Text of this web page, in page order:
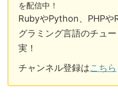
を配信中！
RubyやPython、PHPや
グラミング言語のチュ
実！
チャンネル登録はこちら